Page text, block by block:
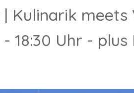
| Kulinarik meets
- 18:30 Uhr - plus